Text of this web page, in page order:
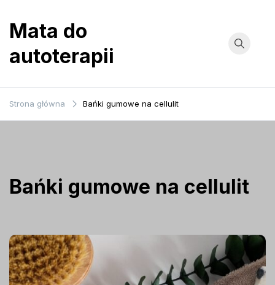
doMata do
autoterapii
Strona główna Bańki gumowe na cellulit
Bańki gumowe na cellulit